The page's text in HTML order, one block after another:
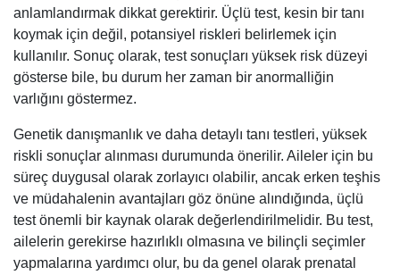
anlamlandırmak dikkat gerektirir. Üçlü test, kesin bir tanı
koymak için değil, potansiyel riskleri belirlemek için
kullanılır. Sonuç olarak, test sonuçları yüksek risk düzeyi
gösterse bile, bu durum her zaman bir anormalliğin
varlığını göstermez.
Genetik danışmanlık ve daha detaylı tanı testleri, yüksek
riskli sonuçlar alınması durumunda önerilir. Aileler için bu
süreç duygusal olarak zorlayıcı olabilir, ancak erken teşhis
ve müdahalenin avantajları göz önüne alındığında, üçlü
test önemli bir kaynak olarak değerlendirilmelidir. Bu test,
ailelerin gerekirse hazırlıklı olmasına ve bilinçli seçimler
yapmalarına yardımcı olur, bu da genel olarak prenatal